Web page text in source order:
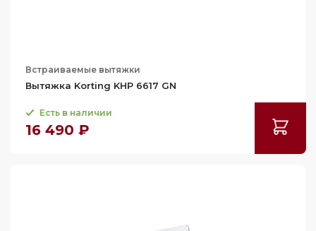
121.5
122.2
122.3
122.5
Встраиваемые вытяжки
Вытяжка Korting KHP 6617 GN
Есть в наличии
16 490 ₽